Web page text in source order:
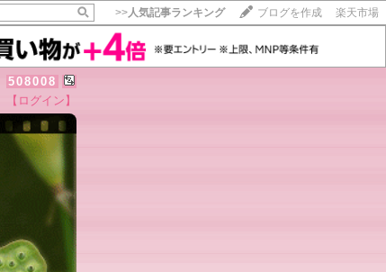
>>人気記事ランキング ブログを作成 楽天市場
508008
【ログイン】